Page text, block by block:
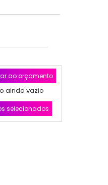
ao orçamento
ainda vazio
selecionados